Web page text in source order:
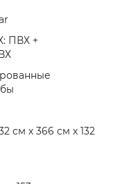
ПВХ +
см х 366 см х 132